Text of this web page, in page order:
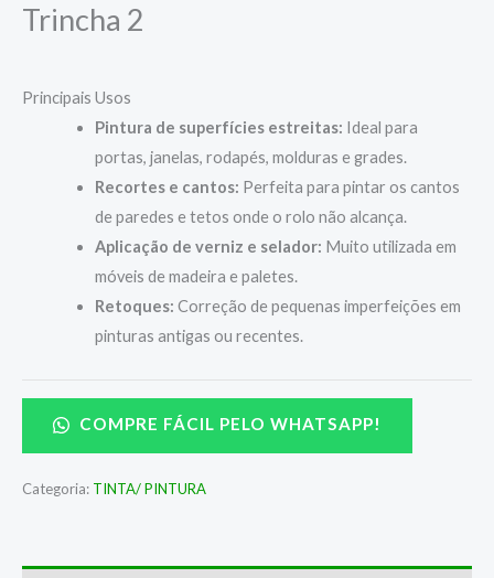
Trincha 2
Principais Usos
Pintura de superfícies estreitas: Ideal para
portas, janelas, rodapés, molduras e grades.
Recortes e cantos: Perfeita para pintar os cantos
de paredes e tetos onde o rolo não alcança.
Aplicação de verniz e selador: Muito utilizada em
móveis de madeira e paletes.
Retoques: Correção de pequenas imperfeições em
pinturas antigas ou recentes.
COMPRE FÁCIL PELO WHATSAPP!
Categoria: TINTA/ PINTURA